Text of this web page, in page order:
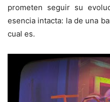
prometen seguir su
esencia intacta: la de una
cual es.